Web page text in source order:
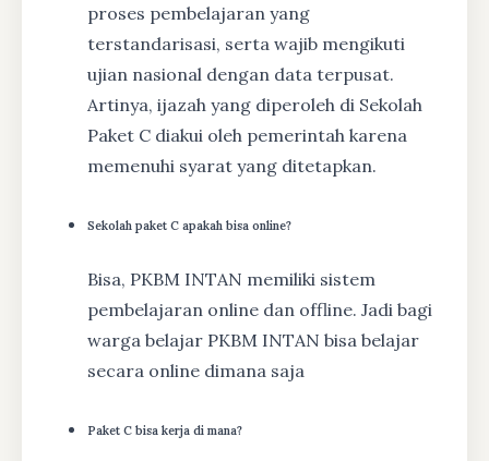
proses pembelajaran yang
terstandarisasi, serta wajib mengikuti
ujian nasional dengan data terpusat.
Artinya, ijazah yang diperoleh di Sekolah
Paket C diakui oleh pemerintah karena
memenuhi syarat yang ditetapkan.
Sekolah paket C apakah bisa online?
Bisa, PKBM INTAN memiliki sistem
pembelajaran online dan offline. Jadi bagi
warga belajar PKBM INTAN bisa belajar
secara online dimana saja
Paket C bisa kerja di mana?